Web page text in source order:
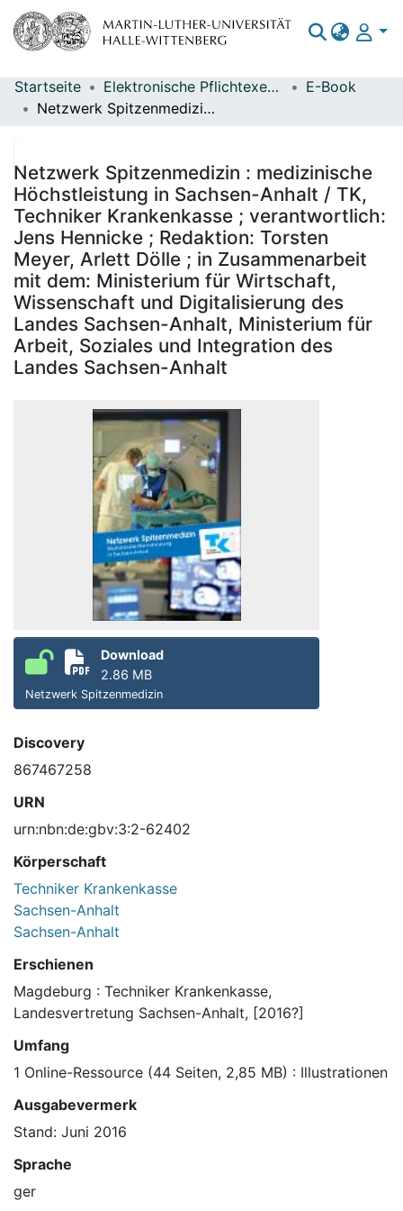
Bereiche & Sammlungen
Statistiken
Startseite Elektronische Pflichtexemplare
E-Book
Netzwerk Spitzenmedizin : medizinische Höchstleistung in Sachsen-Anhalt / TK, Techniker Krankenkasse ; verantwortlich: Jens Hennicke ; Redaktion: Torsten Meyer, Arlett Dölle ; in Zusammenarbeit mit dem: Ministerium für Wirtschaft, Wissenschaft und Digitalisierung des Landes Sachsen-Anhalt, Ministerium für Arbeit, Soziales und Integration des Landes Sachsen-Anhalt
Netzwerk Spitzenmedizin : medizinische
Höchstleistung in Sachsen-Anhalt / TK,
Techniker Krankenkasse ; verantwortlich:
Jens Hennicke ; Redaktion: Torsten
Meyer, Arlett Dölle ; in Zusammenarbeit
mit dem: Ministerium für Wirtschaft,
Wissenschaft und Digitalisierung des
Landes Sachsen-Anhalt, Ministerium für
Arbeit, Soziales und Integration des
Landes Sachsen-Anhalt
Download
2.86 MB
Netzwerk Spitzenmedizin
Discovery
867467258
URN
urn:nbn:de:gbv:3:2-62402
Körperschaft
Techniker Krankenkasse
Sachsen-Anhalt
Sachsen-Anhalt
Erschienen
Magdeburg : Techniker Krankenkasse,
Landesvertretung Sachsen-Anhalt, [2016?]
Umfang
1 Online-Ressource (44 Seiten, 2,85 MB) : Illustrationen
Ausgabevermerk
Stand: Juni 2016
Sprache
ger